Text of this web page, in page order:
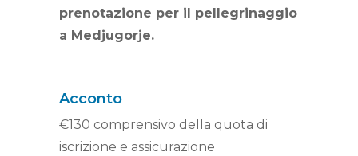
prenotazione per il pellegrinaggio
a Medjugorje.
Acconto
€130 comprensivo della quota di
iscrizione e assicurazione